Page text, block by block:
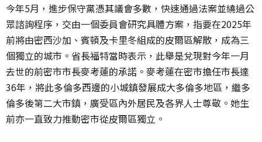
今年5月，進步保守黨憑其議會多數，快速通過法案並繞過公
眾諮詢程序，交由一個委員會研究具體方案，指要在2025年
前將由密西沙加、賓頓及卡里冬組成的皮爾區解散，成為三
個獨立的城市。省長福特當時表示，此舉是兌現對今年一月
去世的前密市市長麥考蓮的承諾。麥考蓮在密市擔任市長達
36年，將此多倫多西邊的小城鎮發展成大多倫多地區，繼多
倫多後第二大市鎮，廣受區內外居民及各界人士尊敬。她生
前亦一直致力推動密市從皮爾區獨立。